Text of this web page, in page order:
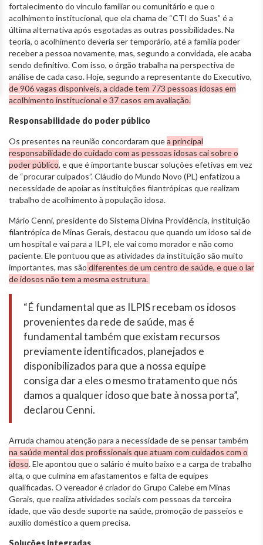
fortalecimento do vínculo familiar ou comunitário e que o
acolhimento institucional, que ela chama de “CTI do Suas” é a
última alternativa após esgotadas as outras possibilidades. Na
teoria, o acolhimento deveria ser temporário, até a família poder
receber a pessoa novamente, mas, segundo a convidada, ele acaba
sendo definitivo. Com isso, o órgão trabalha na perspectiva de
análise de cada caso. Hoje, segundo a representante do Executivo,
de 906 vagas disponíveis, a cidade tem 773 pessoas idosas em
acolhimento institucional e 37 casos em avaliação.
Responsabilidade do poder público
Os presentes na reunião concordaram quea principal
responsabilidade do cuidado com as pessoas idosas cai sobre o
poder público, e que é importante buscar soluções efetivas em vez
de “procurar culpados”. Cláudio do Mundo Novo (PL) enfatizou a
necessidade de apoiar as instituições filantrópicas que realizam
trabalho de acolhimento à população idosa.
Mário Cenni, presidente do Sistema Divina Providência, instituição
filantrópica de Minas Gerais, destacou que quando um idoso sai de
um hospital e vai para a ILPI, ele vai como morador e não como
paciente. Ele pontuou que as atividades da instituição são muito
importantes, mas são diferentes de um centro de saúde, e que o lar
de idosos não tem a mesma estrutura.
“É fundamental que as ILPIS recebam os idosos
provenientes da rede de saúde, mas é
fundamental também que existam recursos
previamente identificados, planejados e
disponibilizados para que a nossa equipe
consiga dar a eles o mesmo tratamento que nós
damos a qualquer idoso que bate à nossa porta”,
declarou Cenni.
Arruda chamou atenção para a necessidade de se pensar também
na saúde mental dos profissionais que atuam com cuidados com o
idoso. Ele apontou que o salário é muito baixo e a carga de trabalho
alta, o que culmina em afastamentos e falta de equipes
qualificadas. O vereador é criador do Grupo Calebe em Minas
Gerais, que realiza atividades sociais com pessoas da terceira
idade, que vão desde suporte na saúde, promoção de passeios e
auxílio doméstico a quem precisa.
Soluções integradas